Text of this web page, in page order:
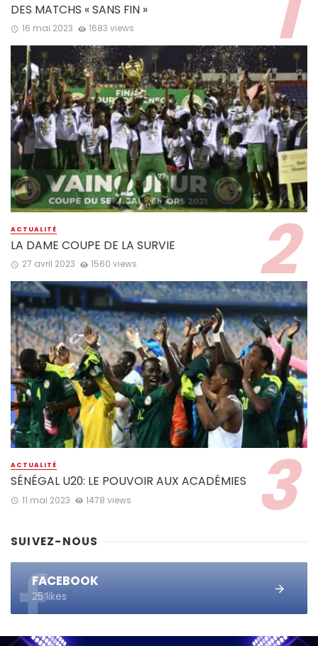
DES MATCHS « SANS FIN »
16 mai 2023 1683 views
ACTUALITÉ
LA DAME COUPE DE LA SURVIE
27 avril 2023 1560 views
ACTUALITÉ
SÉNÉGAL U20: LE POUVOIR AUX ACADÉMIES
11 mai 2023 1478 views
SUIVEZ-NOUS
FACEBOOK
25 likes